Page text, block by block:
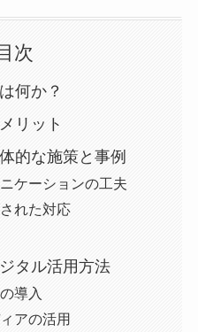
次
何か？
リット
的な施策と事例
ケーションの工夫
れた対応
タル活用方法
導入
アの活用